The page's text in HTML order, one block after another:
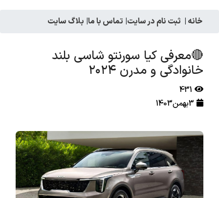
خانه | ثبت نام در سایت| تماس با ما| بلاگ سایت
🔴معرفی کیا سورنتو شاسی بلند
خانوادگی و مدرن ۲۰۲۴
431
3بهمن1403